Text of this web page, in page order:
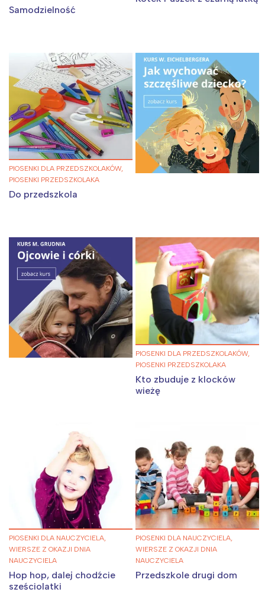
Samodzielność
PIOSENKI DLA PRZEDSZKOLAKÓW,
PIOSENKI PRZEDSZKOLAKA
Do przedszkola
PIOSENKI DLA PRZEDSZKOLAKÓW,
PIOSENKI PRZEDSZKOLAKA
Kto zbuduje z klocków
wieżę
PIOSENKI DLA NAUCZYCIELA,
WIERSZE Z OKAZJI DNIA
NAUCZYCIELA
Hop hop, dalej chodźcie
sześciolatki
PIOSENKI DLA NAUCZYCIELA,
WIERSZE Z OKAZJI DNIA
NAUCZYCIELA
Przedszkole drugi dom
Interesują mnie wydarzenia z
tego regionu:
Trójmiasto
Poznań
Wrocław
Południe
Północ
Wszystkie
Wybieram